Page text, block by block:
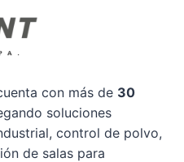
con más de 30
soluciones
control de polvo,
de salas para